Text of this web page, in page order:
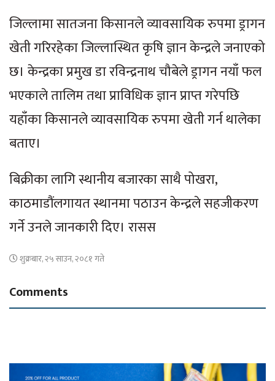
जिल्लामा सातजना किसानले व्यावसायिक रुपमा ड्रागन
खेती गरिरहेका जिल्लास्थित कृषि ज्ञान केन्द्रले जनाएको
छ। केन्द्रका प्रमुख डा रविन्द्रनाथ चौबेले ड्रागन नयाँ फल
भएकाले तालिम तथा प्राविधिक ज्ञान प्राप्त गरेपछि
यहाँका किसानले व्यावसायिक रुपमा खेती गर्न थालेका
बताए।
बिक्रीका लागि स्थानीय बजारका साथै पोखरा,
काठमाडौंलगायत स्थानमा पठाउन केन्द्रले सहजीकरण
गर्ने उनले जानकारी दिए। रासस
शुक्रबार, २५ साउन, २०८१ गते
Comments